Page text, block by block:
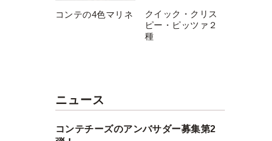
コンテの4色マリネ
クイック・クリス
ピー・ピッツァ２
種
ニュース
コンテチーズのアンバサダー募集第2